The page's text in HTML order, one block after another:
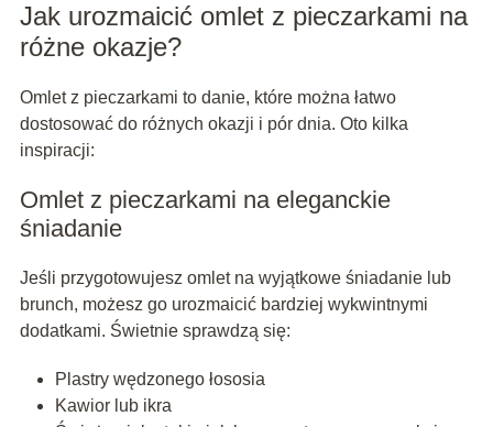
Jak urozmaicić omlet z pieczarkami na
różne okazje?
Omlet z pieczarkami to danie, które można łatwo
dostosować do różnych okazji i pór dnia. Oto kilka
inspiracji:
Omlet z pieczarkami na eleganckie
śniadanie
Jeśli przygotowujesz omlet na wyjątkowe śniadanie lub
brunch, możesz go urozmaicić bardziej wykwintnymi
dodatkami. Świetnie sprawdzą się:
Plastry wędzonego łososia
Kawior lub ikra